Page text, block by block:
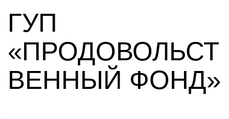
ГУП
«ПРОДОВОЛЬСТ
ВЕННЫЙ ФОНД»